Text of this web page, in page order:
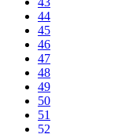
44
45
46
47
48
49
50
51
52